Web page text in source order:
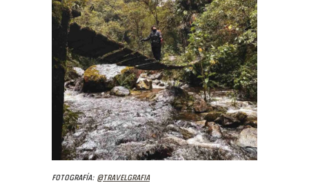
Fotografía: @travelgrafia